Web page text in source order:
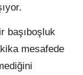
başıboşluk
mesafede